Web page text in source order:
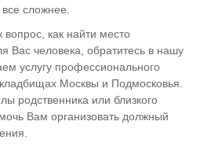
сложнее.
как найти место
Вас человека, обратитесь в нашу
услугу профессионального
Москвы и Подмосковья.
родственника или близкого
Вам организовать должный